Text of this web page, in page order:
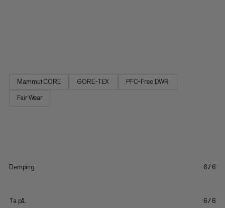
Mammut CORE GORE-TEX
PFC-Free DWR
Fair Wear
Demping 6/6
Ta på. 6/6